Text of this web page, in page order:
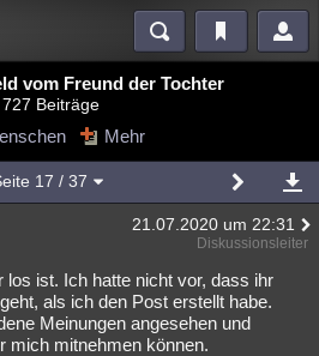
Blogs Videos
Mystery Kriminalfälle
Technologie Ufologie
vom Freund der Tochter
727 Beiträge
Mehr
17 / 37
21.07.2020 um 22:31
Diskussionsleiter
ist. Ich hatte nicht vor, dass ihr
als ich den Post erstellt habe.
Meinungen angesehen und
mich mitnehmen können.